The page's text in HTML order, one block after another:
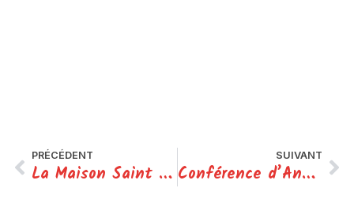
PRÉCÉDENT
La Maison Saint Damien a fêté ses 15 ans !
SUIVANT
Conférence d’Anne-Dauphine JULLIAND organisée avec Les Pachas